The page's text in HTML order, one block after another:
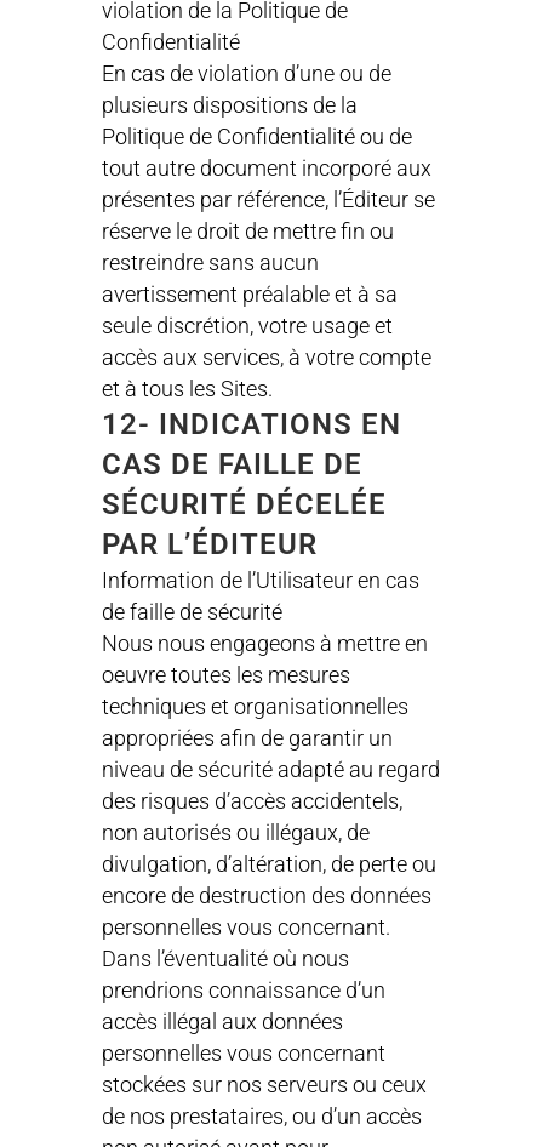
violation de la Politique de
Confidentialité
En cas de violation d’une ou de
plusieurs dispositions de la
Politique de Confidentialité ou de
tout autre document incorporé aux
présentes par référence, l’Éditeur se
réserve le droit de mettre fin ou
restreindre sans aucun
avertissement préalable et à sa
seule discrétion, votre usage et
accès aux services, à votre compte
et à tous les Sites.
12- INDICATIONS EN
CAS DE FAILLE DE
SÉCURITÉ DÉCELÉE
PAR L’ÉDITEUR
Information de l’Utilisateur en cas
de faille de sécurité
Nous nous engageons à mettre en
oeuvre toutes les mesures
techniques et organisationnelles
appropriées afin de garantir un
niveau de sécurité adapté au regard
des risques d’accès accidentels,
non autorisés ou illégaux, de
divulgation, d’altération, de perte ou
encore de destruction des données
personnelles vous concernant.
Dans l’éventualité où nous
prendrions connaissance d’un
accès illégal aux données
personnelles vous concernant
stockées sur nos serveurs ou ceux
de nos prestataires, ou d’un accès